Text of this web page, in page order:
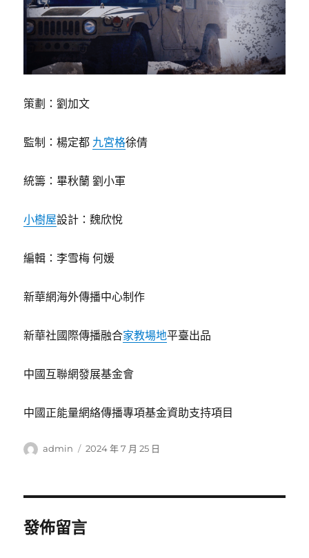
策劃：劉加文
監制：楊定都 九宮格徐倩
統籌：畢秋蘭 劉小軍
小樹屋設計：魏欣悅
編輯：李雪梅 何媛
新華網海外傳播中心制作
新華社國際傳播融合家教場地平臺出品
中國互聯網發展基金會
中國正能量網絡傳播專項基金資助支持項目
作
admin
發
2024 年 7 月 25 日
發佈留言